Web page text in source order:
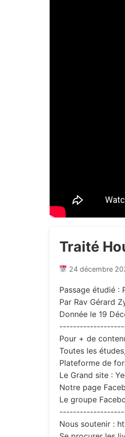
Traité
24 décembre
Passage étudié :
Par Rav Gérard
Donnée le 19
Pour + de
Toutes les
Plateforme de
Le Grand site :
Notre page
Le groupe
Nous soutenir :